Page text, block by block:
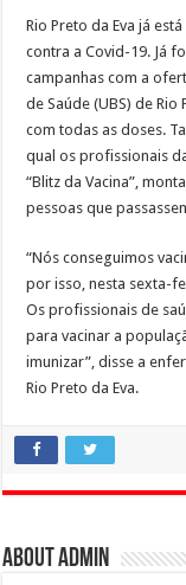
Rio Preto da Eva já
contra a Covid-19. Já
campanhas com a
de Saúde (UBS) de
com todas as doses.
qual os profissionais
“Blitz da Vacina”,
pessoas que
“Nós conseguimos
por isso, nesta sexta-
Os profissionais de
para vacinar a
imunizar”, disse a
Rio Preto da Eva.
About admin